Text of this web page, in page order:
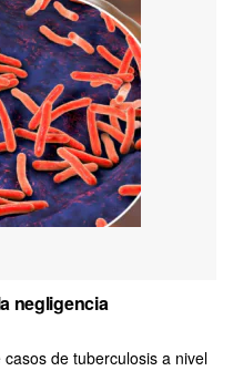
negligencia
de tuberculosis a nivel